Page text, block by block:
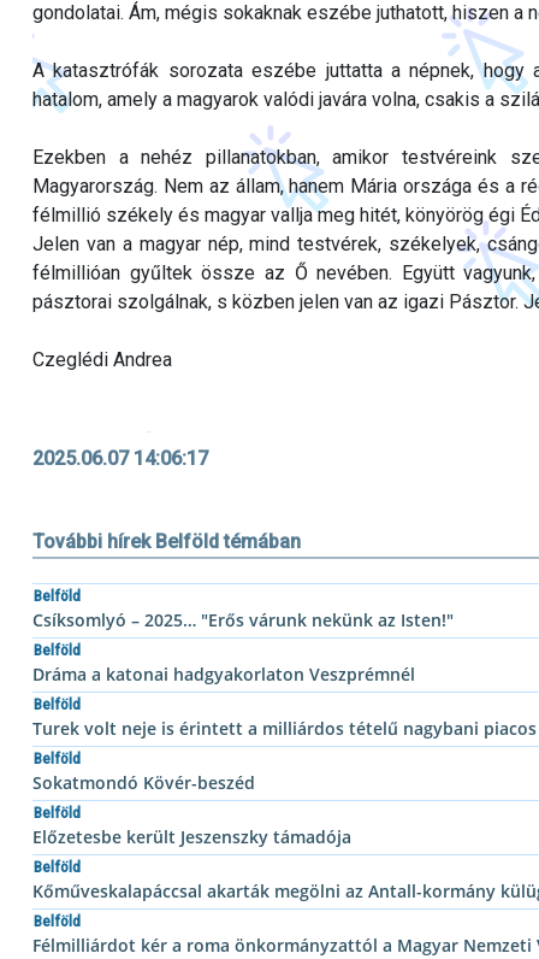
gondolatai. Ám, mégis sokaknak eszébe juthatott, hiszen
A katasztrófák sorozata eszébe juttatta a népnek,
hatalom, amely a magyarok valódi javára volna, csakis a
Ezekben a nehéz pillanatokban, amikor testvéreink
Magyarország. Nem az állam, hanem Mária országa és a
félmillió székely és magyar vallja meg hitét, könyörög égi
Jelen van a magyar nép, mind testvérek, székelyek,
félmillióan gyűltek össze az Ő nevében. Együtt
pásztorai szolgálnak, s közben jelen van az igazi Pásztor.
Czeglédi Andrea
2025.06.07 14:06:17
További hírek Belföld témában
Belföld
Csíksomlyó – 2025… "Erős várunk nekünk az Isten!"
Belföld
Dráma a katonai hadgyakorlaton Veszprémnél
Belföld
Turek volt neje is érintett a milliárdos tételű nagybani piacos
Belföld
Sokatmondó Kövér-beszéd
Belföld
Előzetesbe került Jeszenszky támadója
Belföld
Kőműveskalapáccsal akarták megölni az Antall-kormány
Belföld
Félmilliárdot kér a roma önkormányzattól a Magyar Nemzeti